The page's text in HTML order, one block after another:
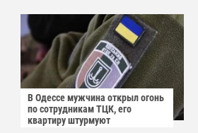
В Одессе мужчина открыл огонь
по сотрудникам ТЦК, его
квартиру штурмуют